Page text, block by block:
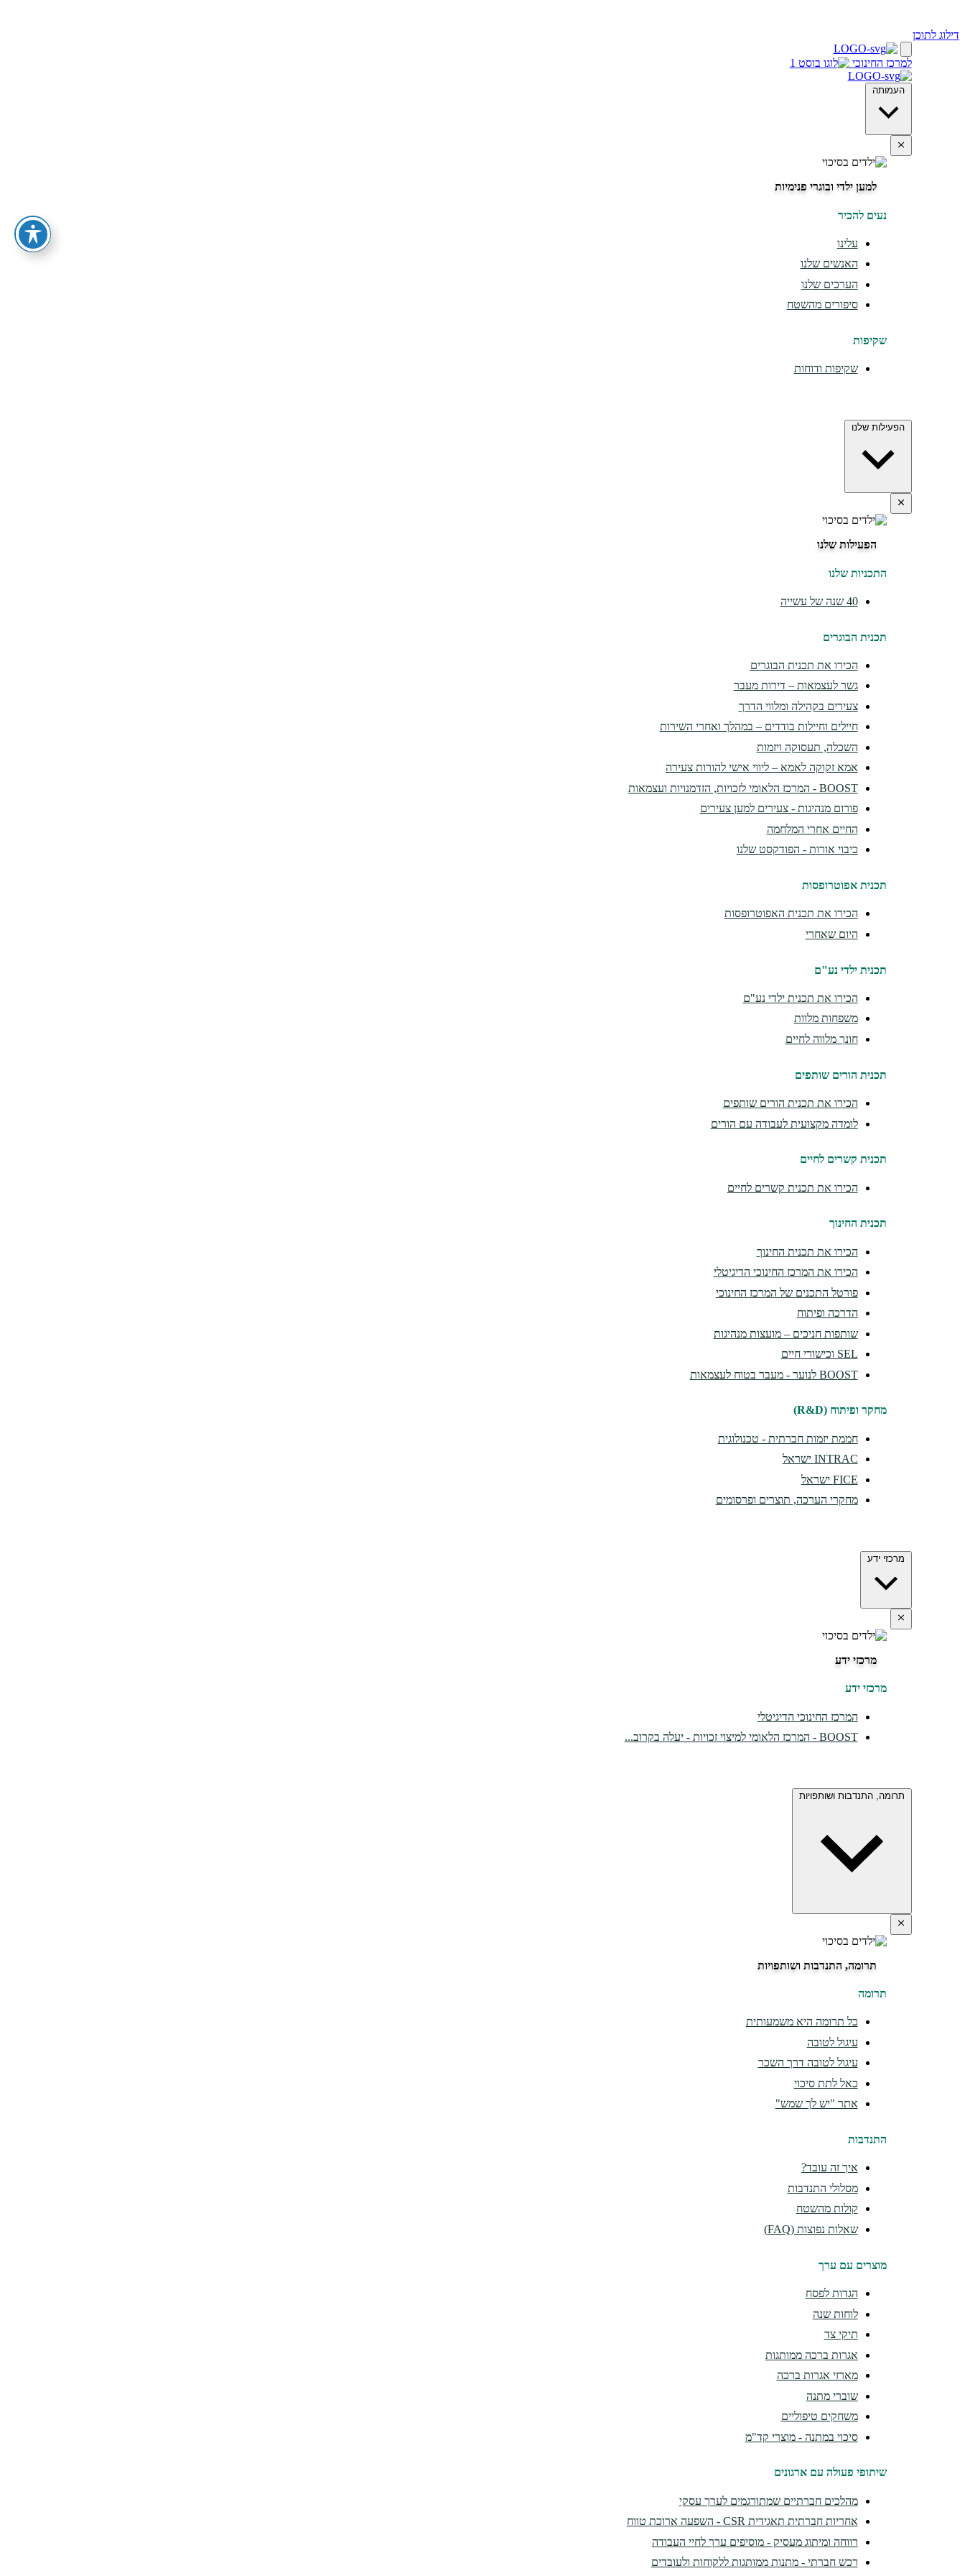
דילוג לתוכן
למרכז החינוכי
העמותה
למען ילדי ובוגרי פנימיות
נעים להכיר
עלינו
האנשים שלנו
הערכים שלנו
סיפורים מהשטח
שקיפות
שקיפות ודוחות
הפעילות שלנו
הפעילות שלנו
התכניות שלנו
40 שנה של עשייה
תכנית הבוגרים
הכירו את תכנית הבוגרים
גשר לעצמאות – דירות מעבר
צעירים בקהילה ומלווי הדרך
חיילים וחיילות בודדים – במהלך ואחרי השירות
השכלה, תעסוקה ויזמות
אמא זקוקה לאמא – ליווי אישי להורות צעירה
BOOST - המרכז הלאומי לזכויות, הזדמנויות ועצמאות
פורום מנהיגות - צעירים למען צעירים
החיים אחרי המלחמה
כיבוי אורות - הפודקסט שלנו
תכנית אפוטרופסות
הכירו את תכנית האפוטרופסות
היום שאחרי
תכנית ילדי נע"ם
הכירו את תכנית ילדי נע"ם
משפחות מלוות
חונך מלווה לחיים
תכנית הורים שותפים
הכירו את תכנית הורים שותפים
לומדה מקצועית לעבודה עם הורים
תכנית קשרים לחיים
הכירו את תכנית קשרים לחיים
תכנית החינוך
הכירו את תכנית החינוך
הכירו את המרכז החינוכי הדיגיטלי
פורטל התכנים של המרכז החינוכי
הדרכה ופיתוח
שותפות חניכים – מועצות מנהיגות
SEL וכישורי חיים
BOOST לנוער - מעבר בטוח לעצמאות
מחקר ופיתוח (R&D)
חממת יזמות חברתית - טכנולוגית
INTRAC ישראל
FICE ישראל
מחקרי הערכה, תוצרים ופרסומים
מרכזי ידע
מרכזי ידע
מרכזי ידע
המרכז החינוכי הדיגיטלי
BOOST - המרכז הלאומי למיצוי זכויות - יעלה בקרוב...
תרומה, התנדבות ושותפויות
תרומה, התנדבות ושותפויות
תרומה
כל תרומה היא משמעותית
עיגול לטובה
עיגול לטובה דרך השכר
כאל לתת סיכוי
אתר "יש לך שמש"
התנדבות
איך זה עובד?
מסלולי התנדבות
קולות מהשטח
שאלות נפוצות (FAQ)
מוצרים עם ערך
הגדות לפסח
לוחות שנה
תיקי צד
אגרות ברכה ממותגות
מארזי אגרות ברכה
שוברי מתנה
משחקים טיפוליים
סיכוי במתנה - מוצרי קד"מ
שיתופי פעולה עם ארגונים
מהלכים חברתיים שמתורגמים לערך עסקי
אחריות חברתית תאגידית CSR - השפעה ארוכת טווח
רווחה ומיתוג מעסיק - מוסיפים ערך לחיי העבודה
רכש חברתי - מתנות ממותגות ללקוחות ולעובדים